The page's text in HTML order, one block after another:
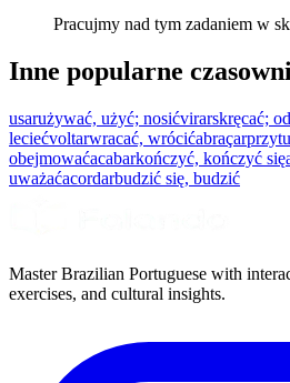
Pracujmy nad tym zadaniem w
Inne popularne
usarużywać, użyć; nosićvirarskręcać;
leciećvoltarwracać, wrócićabraçar
obejmowaćacabarkończyć, kończyć się
uważaćacordarbudzić się, budzić
Master Brazilian Portuguese with
exercises, and cultural insights.